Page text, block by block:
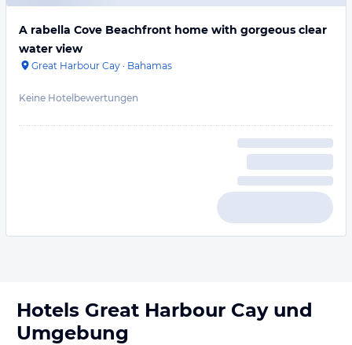
A rabella Cove Beachfront home with gorgeous clear
water view
Great Harbour Cay · Bahamas
Keine Hotelbewertungen
Hotels Great Harbour Cayund
Umgebung